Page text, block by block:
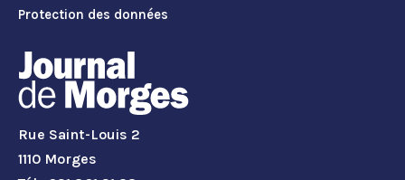
Protection des données
Rue Saint-Louis 2
1110 Morges